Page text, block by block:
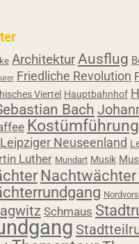
ArchitekturAusflug
Friedliche Revolution
Viertel Hauptbahnhof
Bach
Kostümführung
Leipziger Neuseenland
Luther Mundart Musik
Schmaus